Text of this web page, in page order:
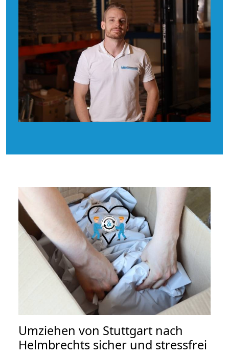
Umziehen von Stuttgart nach
Helmbrechts sicher und stressfrei